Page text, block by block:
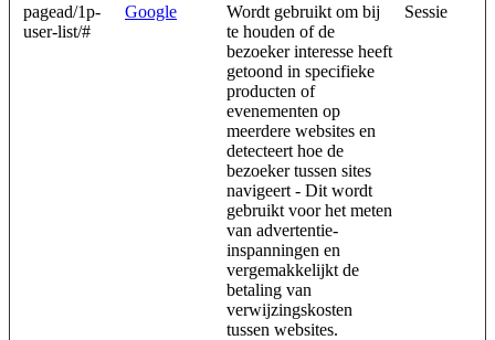
pagead/1p-
user-list/#
Google
Wordt gebruikt om bij
te houden of de
bezoeker interesse heeft
getoond in specifieke
producten of
evenementen op
meerdere websites en
detecteert hoe de
bezoeker tussen sites
navigeert - Dit wordt
gebruikt voor het meten
van advertentie-
inspanningen en
vergemakkelijkt de
betaling van
verwijzingskosten
tussen websites.
Sessie